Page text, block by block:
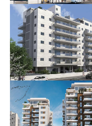
חיים כהן 6
אוכלס
נוה גן החדשה –
שלב א'